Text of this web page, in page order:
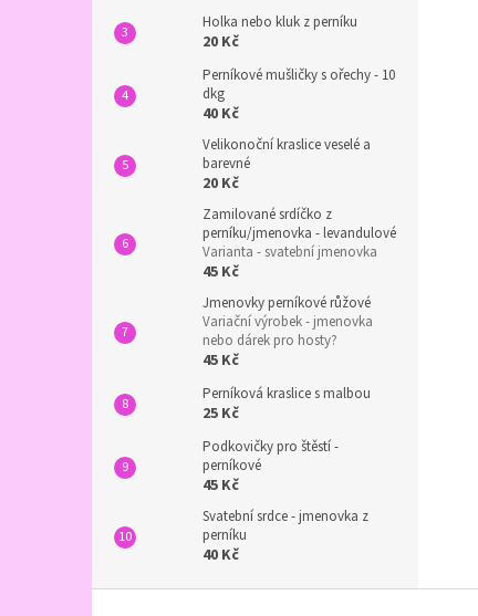
Holka nebo kluk z perníku
20 Kč
Perníkové mušličky s ořechy - 10
dkg
40 Kč
Velikonoční kraslice veselé a
barevné
20 Kč
Zamilované srdíčko z
perníku/jmenovka - levandulové
Varianta - svatební jmenovka
45 Kč
Jmenovky perníkové růžové
Variační výrobek - jmenovka
nebo dárek pro hosty?
45 Kč
Perníková kraslice s malbou
25 Kč
Podkovičky pro štěstí -
perníkové
45 Kč
Svatební srdce - jmenovka z
perníku
40 Kč